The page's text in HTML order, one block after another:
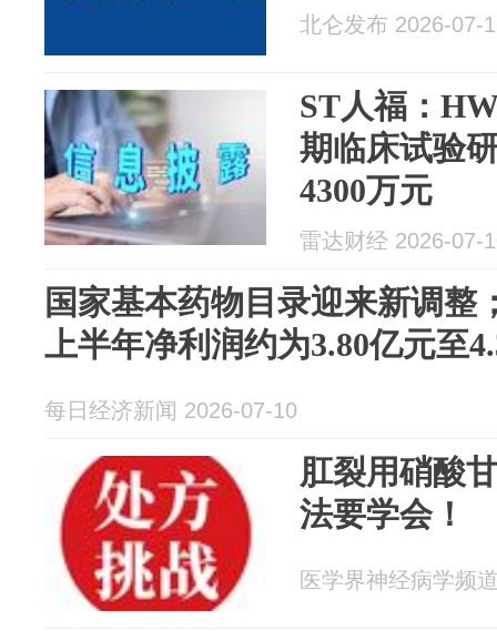
北仑发布 2026-07-
ST人福：
期临床试验
4300万元
雷达财经 2026-07-
国家基本药物目录迎来新调整
上半年净利润约为3.80亿元至
每日经济新闻 2026-07-10
肛裂用硝酸
法要学会！
医学界神经病学频